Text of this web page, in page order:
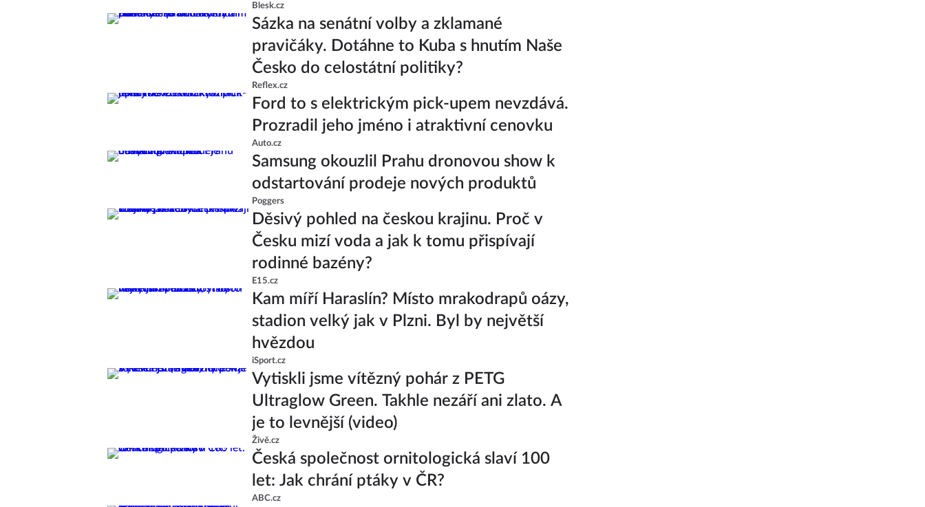
Blesk.cz
Sázka na senátní volby a zklamané
pravičáky. Dotáhne to Kuba s hnutím Naše
Česko do celostátní politiky?
Reflex.cz
Ford to s elektrickým pick-upem nevzdává.
Prozradil jeho jméno i atraktivní cenovku
Auto.cz
Samsung okouzlil Prahu dronovou show k
odstartování prodeje nových produktů
Poggers
Děsivý pohled na českou krajinu. Proč v
Česku mizí voda a jak k tomu přispívají
rodinné bazény?
E15.cz
Kam míří Haraslín? Místo mrakodrapů oázy,
stadion velký jak v Plzni. Byl by největší
hvězdou
iSport.cz
Vytiskli jsme vítězný pohár z PETG
Ultraglow Green. Takhle nezáří ani zlato. A
je to levnější (video)
Živě.cz
Česká společnost ornitologická slaví 100
let: Jak chrání ptáky v ČR?
ABC.cz